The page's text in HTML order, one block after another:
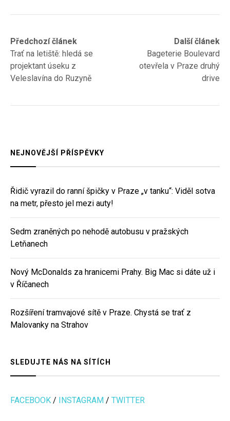
Navigace
pro
příspěvek
Předchozí článek
Previous
post:Trať na letiště: hledá se
projektant úseku z
Veleslavína do Ruzyně
Další článek
Next
post:
Bageterie Boulevard
otevřela v Praze druhý
drive
NEJNOVĚJŠÍ PŘÍSPĚVKY
Řidič vyrazil do ranní špičky v Praze „v tanku“: Viděl sotva
na metr, přesto jel mezi auty!
Sedm zraněných po nehodě autobusu v pražských
Letňanech
Nový McDonalds za hranicemi Prahy. Big Mac si dáte už i
v Říčanech
Rozšíření tramvajové sítě v Praze. Chystá se trať z
Malovanky na Strahov
SLEDUJTE NÁS NA SÍTÍCH
FACEBOOK / INSTAGRAM / TWITTER